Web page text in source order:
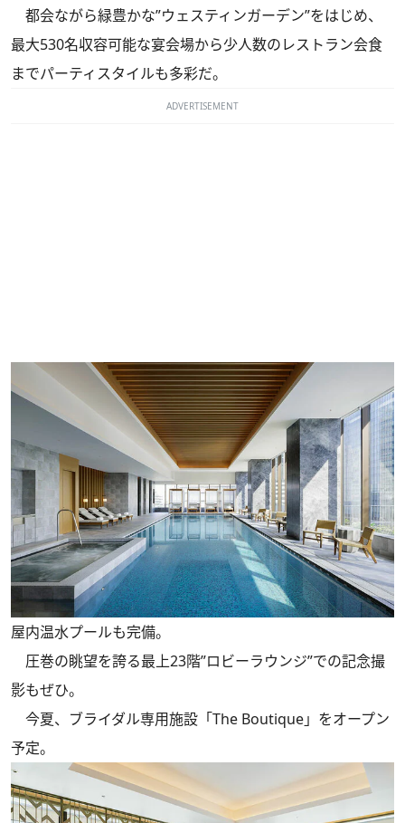
都会ながら緑豊かな”ウェスティンガーデン”をはじめ、
最大530名収容可能な宴会場から少人数のレストラン会食
までパーティスタイルも多彩だ。
ADVERTISEMENT
屋内温水プールも完備。
圧巻の眺望を誇る最上23階”ロビーラウンジ”での記念撮
影もぜひ。
今夏、ブライダル専用施設「The Boutique」をオープン
予定。